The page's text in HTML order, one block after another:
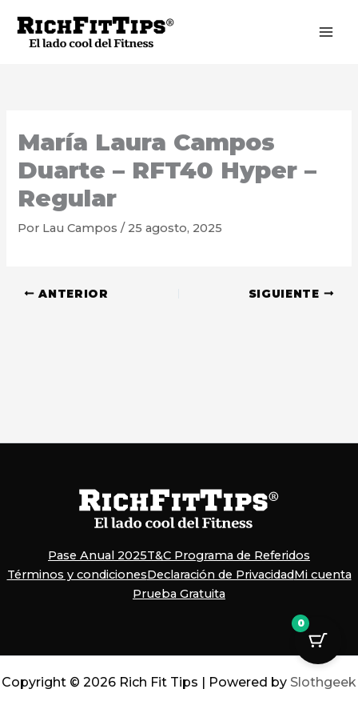
contenido
María Laura Campos
Duarte – RFT40 Hyper –
Regular
Por Lau Campos/ 25 agosto, 2025
ANTERIOR SIGUIENTE
Pase Anual 2025T&C Programa de Referidos
Términos y condicionesDeclaración de PrivacidadMi cuenta
Prueba Gratuita
Copyright © 2026 Rich Fit Tips | Powered by Slothgeek
0